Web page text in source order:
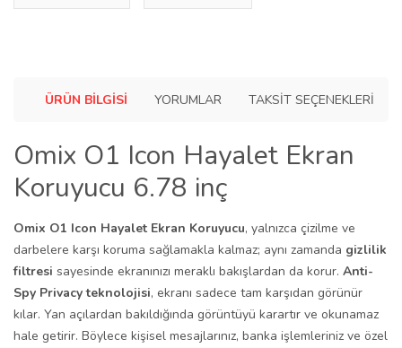
ÜRÜN BILGISI YORUMLAR TAKSIT SEÇENEKLERI
Omix O1 Icon Hayalet Ekran
Koruyucu 6.78 inç
Omix O1 Icon Hayalet Ekran Koruyucu, yalnızca çizilme ve
darbelere karşı koruma sağlamakla kalmaz; aynı zamanda gizlilik
filtresi sayesinde ekranınızı meraklı bakışlardan da korur. Anti-
Spy Privacy teknolojisi, ekranı sadece tam karşıdan görünür
kılar. Yan açılardan bakıldığında görüntüyü karartır ve okunamaz
hale getirir. Böylece kişisel mesajlarınız, banka işlemleriniz ve özel